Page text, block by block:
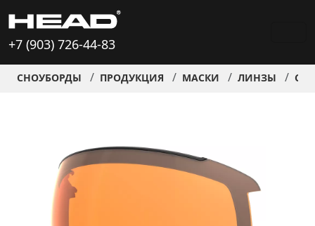
+7 (903) 726-44-83
СНОУБОРДЫ ПРОДУКЦИЯ МАСКИ ЛИНЗЫ